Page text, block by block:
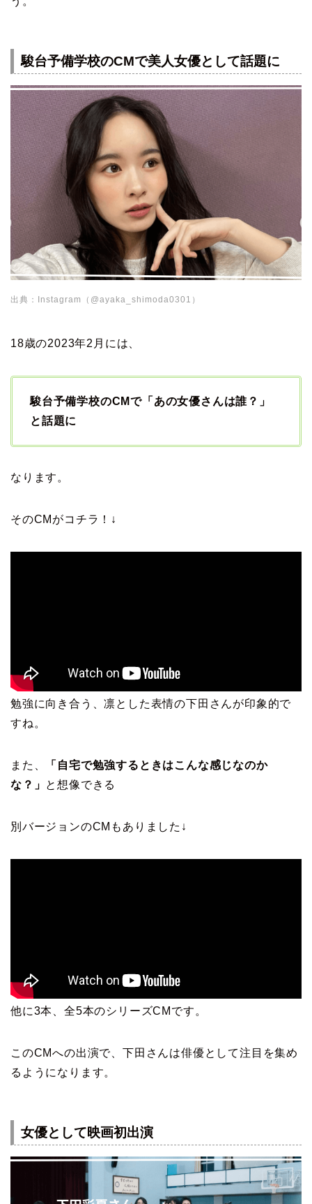
駿台予備学校のCMで美人女優として話題に
出典：Instagram（@ayaka_shimoda0301）
18歳の2023年2月には、
駿台予備学校のCMで「あの女優さんは誰？」
と話題に
なります。
そのCMがコチラ！↓
勉強に向き合う、凛とした表情の下田さんが印象的で
すね。
また、
「自宅で勉強するときはこんな感じなのか
な？」 と想像できる
別バージョンのCMもありました↓
他に3本、全5本のシリーズCMです。
このCMへの出演で、下田さんは俳優として注目を集め
るようになります。
女優として映画初出演